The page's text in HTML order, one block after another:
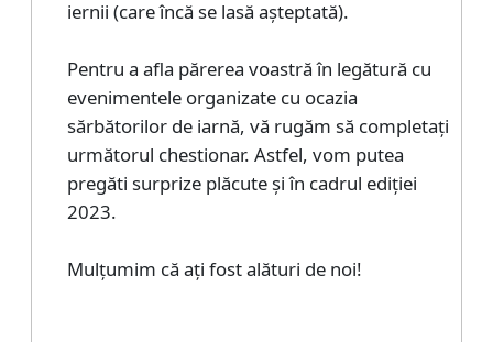
iernii (care încă se lasă așteptată).
Pentru a afla părerea voastră în legătură cu
evenimentele organizate cu ocazia
sărbătorilor de iarnă, vă rugăm să completați
următorul chestionar. Astfel, vom putea
pregăti surprize plăcute și în cadrul ediției
2023.
Mulțumim că ați fost alături de noi!